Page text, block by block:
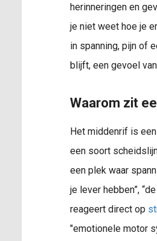
herinneringen en
je niet weet hoe je
in spanning, pijn of
blijft, een gevoel van
Waarom zit
Het middenrif is
een soort
een plek waar
je lever hebben”,
reageert direct op
"emotionele motor